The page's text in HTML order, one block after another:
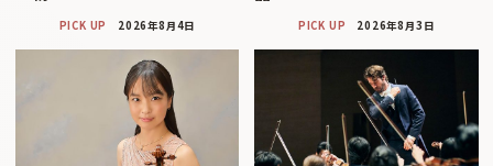
PICK UP 2026年8月4日 PICK UP 2026年8月3日